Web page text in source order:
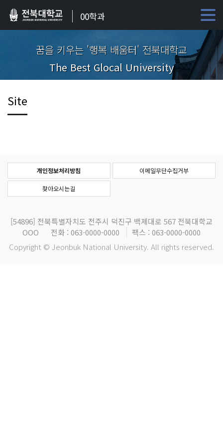
00학과
꿈을 키우는 '행복 배움터' 전북대학교
The Best Glocal University
Site
개인정보처리방침 이메일무단수집거부
찾아오시는길
[54896] 전북특별자치도 전주시 덕진구 백제대로 567 전북대학교
OOO
전화 : 063-0000-0000
팩스 : 063-0000-0000
Copyright © Jeonbuk National University. All rights reserved.